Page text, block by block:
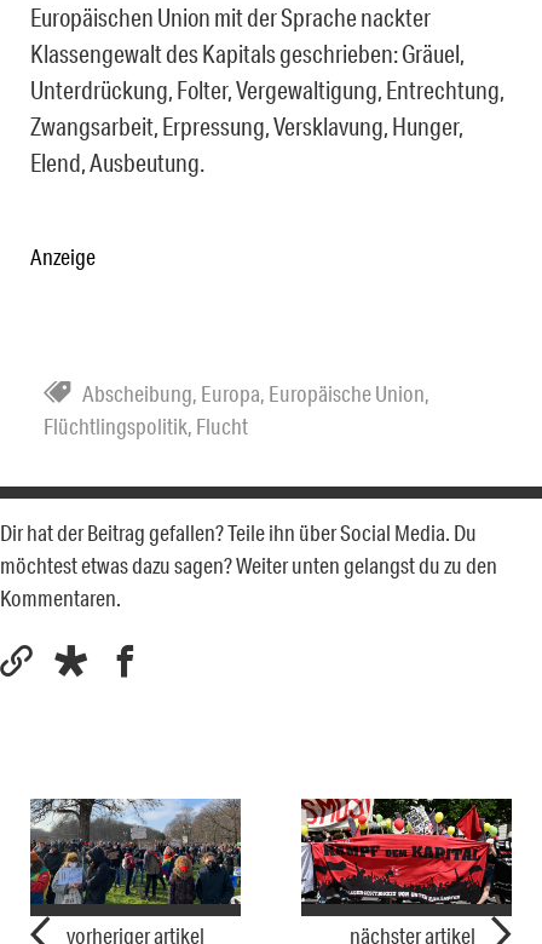
Europäischen Union mit der Sprache nackter
Klassengewalt des Kapitals geschrieben: Gräuel,
Unterdrückung, Folter, Vergewaltigung, Entrechtung,
Zwangsarbeit, Erpressung, Versklavung, Hunger,
Elend, Ausbeutung.
Anzeige
Abscheibung, Europa, Europäische Union,
Flüchtlingspolitik, Flucht
Dir hat der Beitrag gefallen? Teile ihn über Social Media. Du
möchtest etwas dazu sagen? Weiter unten gelangst du zu den
Kommentaren.
vorheriger artikel nächster artikel